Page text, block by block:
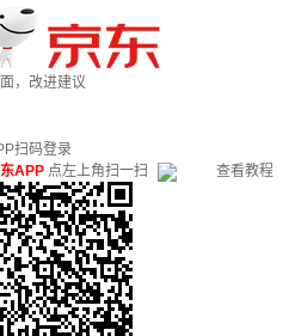
，改进建议
扫码登录
APP 点左上角扫一扫 查看教程